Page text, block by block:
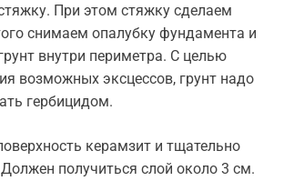
При этом стяжку сделаем
снимаем опалубку фундамента и
внутри периметра. С целью
возможных эксцессов, грунт надо
гербицидом.
керамзит и тщательно
получиться слой около 3 см.